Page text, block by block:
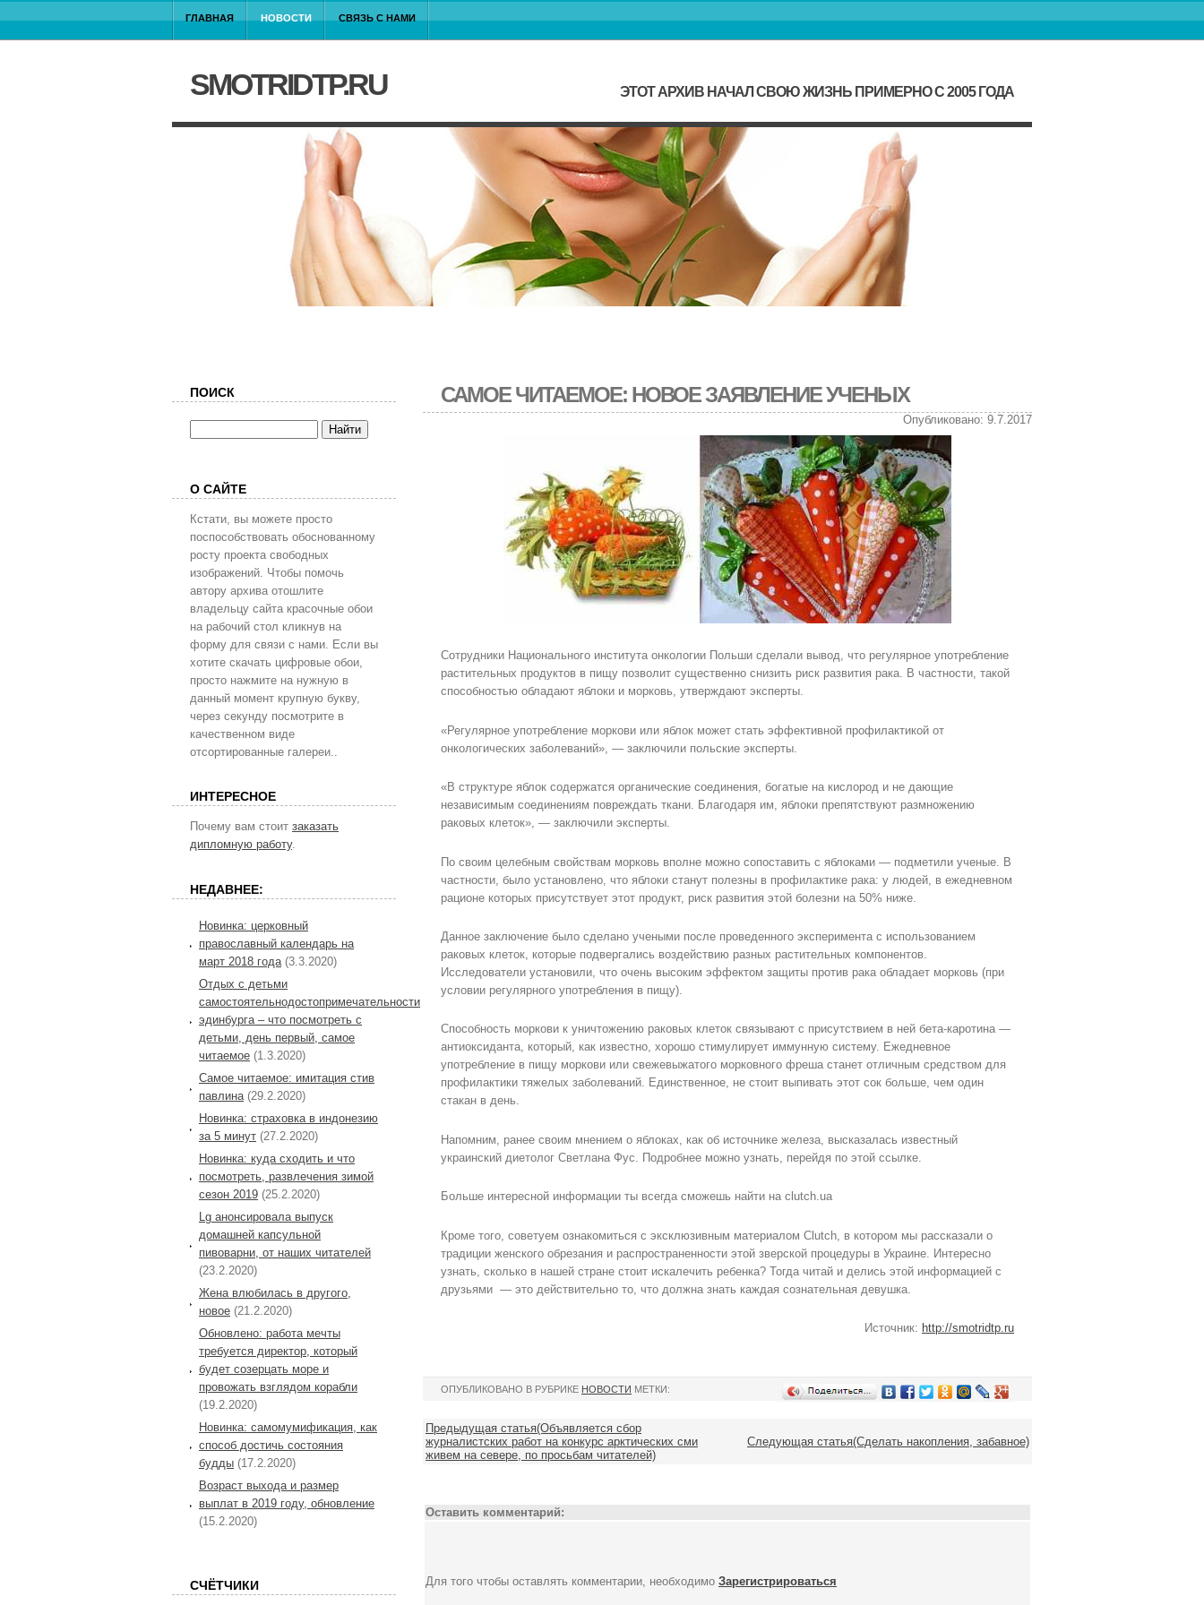
ГЛАВНАЯ НОВОСТИ СВЯЗЬ С НАМИ
SMOTRIDTP.RU ЭТОТ АРХИВ НАЧАЛ СВОЮ ЖИЗНЬ ПРИМЕРНО С 2005 ГОДА
САМОЕ ЧИТАЕМОЕ: НОВОЕ ЗАЯВЛЕНИЕ УЧЕНЫХ
Опубликовано: 9.7.2017
Сотрудники Национального института онкологии Польши сделали вывод, что регулярное употребление
растительных продуктов в пищу позволит существенно снизить риск развития рака. В частности, такой
способностью обладают яблоки и морковь, утверждают эксперты.
«Регулярное употребление моркови или яблок может стать эффективной профилактикой от
онкологических заболеваний», — заключили польские эксперты.
«В структуре яблок содержатся органические соединения, богатые на кислород и не дающие
независимым соединениям повреждать ткани. Благодаря им, яблоки препятствуют размножению
раковых клеток», — заключили эксперты.
По своим целебным свойствам морковь вполне можно сопоставить с яблоками — подметили ученые. В
частности, было установлено, что яблоки станут полезны в профилактике рака: у людей, в ежедневном
рационе которых присутствует этот продукт, риск развития этой болезни на 50% ниже.
Данное заключение было сделано учеными после проведенного эксперимента с использованием
раковых клеток, которые подвергались воздействию разных растительных компонентов.
Исследователи установили, что очень высоким эффектом защиты против рака обладает морковь (при
условии регулярного употребления в пищу).
Способность моркови к уничтожению раковых клеток связывают с присутствием в ней бета-каротина —
антиоксиданта, который, как известно, хорошо стимулирует иммунную систему. Ежедневное
употребление в пищу моркови или свежевыжатого морковного фреша станет отличным средством для
профилактики тяжелых заболеваний. Единственное, не стоит выпивать этот сок больше, чем один
стакан в день.
Напомним, ранее своим мнением о яблоках, как об источнике железа, высказалась известный
украинский диетолог Светлана Фус. Подробнее можно узнать, перейдя по этой ссылке.
Больше интересной информации ты всегда сможешь найти на clutch.ua
Кроме того, советуем ознакомиться с эксклюзивным материалом Clutch, в котором мы рассказали о
традиции женского обрезания и распространенности этой зверской процедуры в Украине. Интересно
узнать, сколько в нашей стране стоит искалечить ребенка? Тогда читай и делись этой информацией с
друзьями — это действительно то, что должна знать каждая сознательная девушка.
Источник: http://smotridtp.ru
ОПУБЛИКОВАНО В РУБРИКЕ НОВОСТИ МЕТКИ:
Предыдущая статья(Объявляется сбор
журналистских работ на конкурс арктических сми
живем на севере, по просьбам читателей)
Следующая статья(Сделать накопления, забавное)
Оставить комментарий:
Для того чтобы оставлять комментарии, необходимо Зарегистрироваться
ПОИСК
О САЙТЕ
Кстати, вы можете просто
поспособствовать обоснованному
росту проекта свободных
изображений. Чтобы помочь
автору архива отошлите
владельцу сайта красочные обои
на рабочий стол кликнув на
форму для связи с нами. Если вы
хотите скачать цифровые обои,
просто нажмите на нужную в
данный момент крупную букву,
через секунду посмотрите в
качественном виде
отсортированные галереи..
ИНТЕРЕСНОЕ
Почему вам стоит заказать
дипломную работу.
НЕДАВНЕЕ:
Новинка: церковный
православный календарь на
март 2018 года (3.3.2020)
Отдых с детьми
самостоятельнодостопримечательности
эдинбурга – что посмотреть с
детьми, день первый, самое
читаемое (1.3.2020)
Самое читаемое: имитация стив
павлина (29.2.2020)
Новинка: страховка в индонезию
за 5 минут (27.2.2020)
Новинка: куда сходить и что
посмотреть, развлечения зимой
сезон 2019 (25.2.2020)
Lg анонсировала выпуск
домашней капсульной
пивоварни, от наших читателей
(23.2.2020)
Жена влюбилась в другого,
новое (21.2.2020)
Обновлено: работа мечты
требуется директор, который
будет созерцать море и
провожать взглядом корабли
(19.2.2020)
Новинка: самомумификация, как
способ достичь состояния
будды (17.2.2020)
Возраст выхода и размер
выплат в 2019 году, обновление
(15.2.2020)
СЧЁТЧИКИ